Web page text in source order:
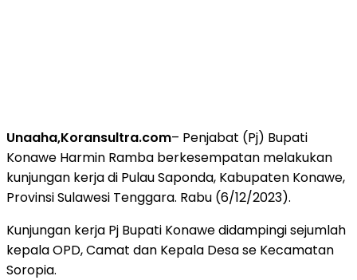
Unaaha,Koransultra.com– Penjabat (Pj) Bupati
Konawe Harmin Ramba berkesempatan melakukan
kunjungan kerja di Pulau Saponda, Kabupaten Konawe,
Provinsi Sulawesi Tenggara. Rabu (6/12/2023).
Kunjungan kerja Pj Bupati Konawe didampingi sejumlah
kepala OPD, Camat dan Kepala Desa se Kecamatan
Soropia.